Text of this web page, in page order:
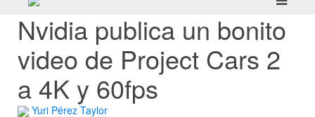
Nvidia publica un bonito
video de Project Cars 2
a 4K y 60fps
Yuri Pérez Taylor